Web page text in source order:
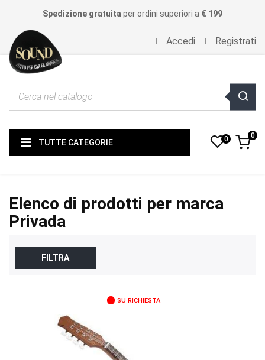
Spedizione gratuita per ordini superiori a € 199
Accedi Registrati
TUTTE CATEGORIE 0 0
Elenco di prodotti per marca
Privada
FILTRA
SU RICHIESTA